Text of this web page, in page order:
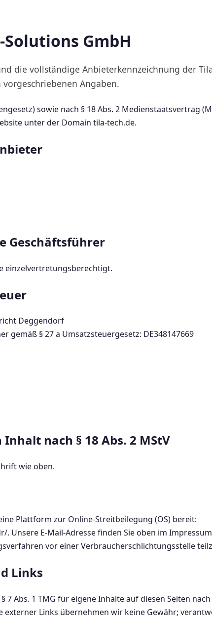
GmbH
die vollständige Anbieterkennzeichnung der
Angaben.
sowie nach § 18 Abs. 2 Medienstaatsvertrag
unter der Domain tila-tech.de.
Geschäftsführer
einzelvertretungsberechtigt.
Deggendorf
gemäß § 27 a Umsatzsteuergesetz: DE348147669
nach § 18 Abs. 2 MStV
wie oben.
Plattform zur Online-Streitbeilegung (OS) bereit:
Unsere E-Mail-Adresse finden Sie oben im
vor einer Verbraucherschlichtungsstelle
Links
7 Abs. 1 TMG für eigene Inhalte auf diesen Seiten
externer Links übernehmen wir keine Gewähr;